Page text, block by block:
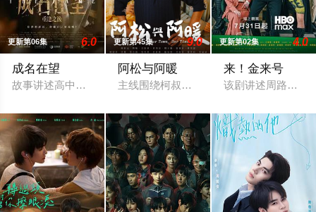
更新第06集 6.0
成名在望
故事讲述高中好友陈志伟（李国毅 饰）、罗冠豪（姚淳耀 饰）
更新第45集 9.0
阿松与阿暖
主线围绕柯叔元与韩瑜饰演的"离婚夫妻"
更新第02集 4.0
来！金来号
该剧讲述周路勇（